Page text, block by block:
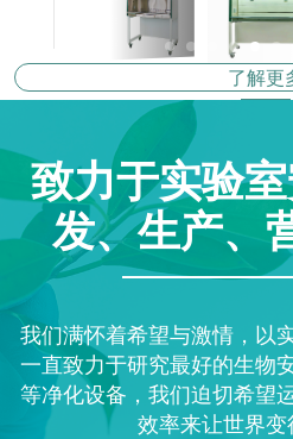
了解更
致力于实验
发、生产、
我们满怀着希望与激情，以
一直致力于研究最好的生物
等净化设备，我们迫切希望
效率来让世界变